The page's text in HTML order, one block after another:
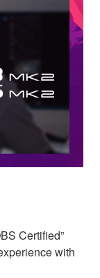
Certified”
with